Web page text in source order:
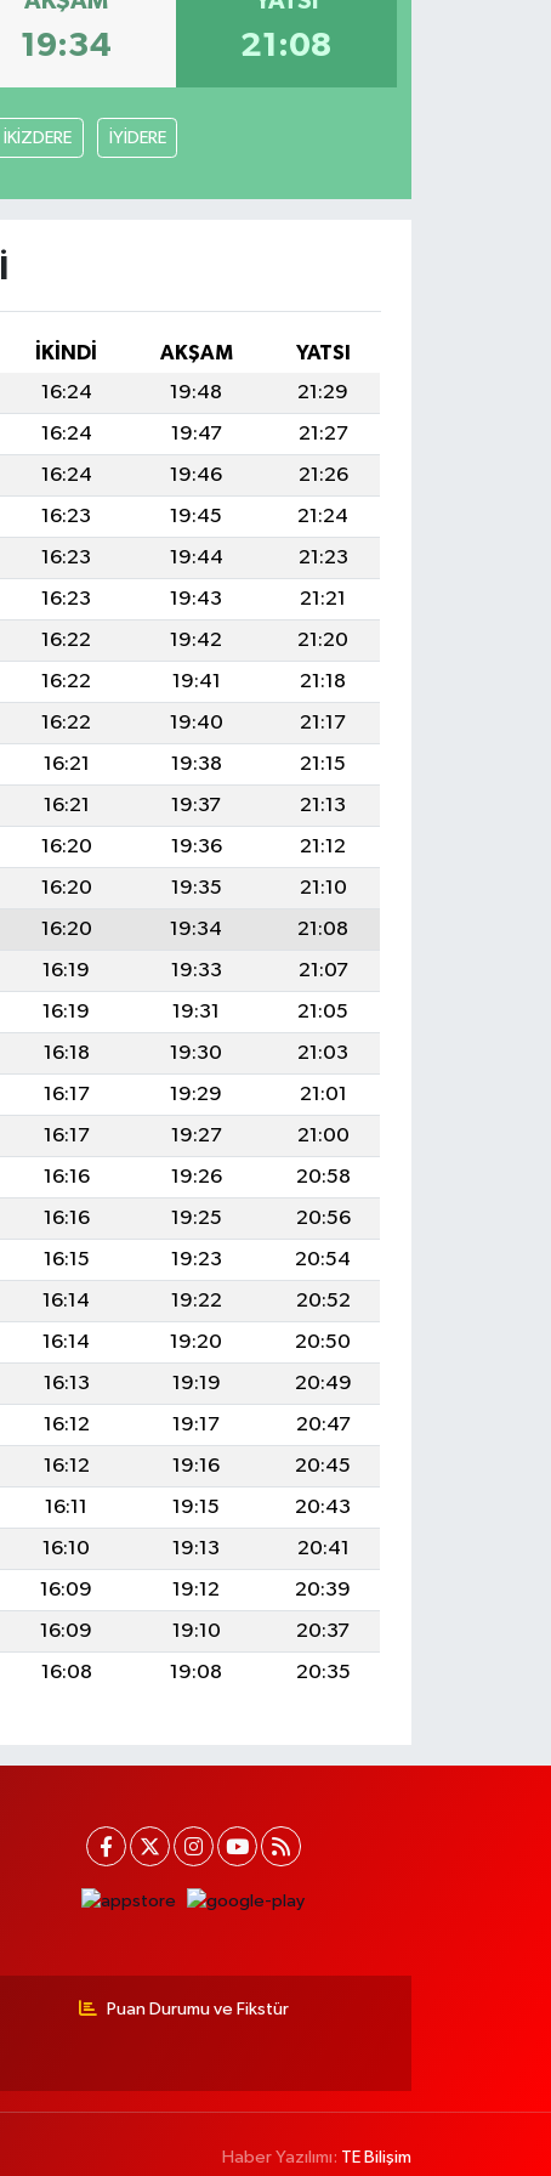
19:34 21:08
İKİZDERE İYİDERE
İKINDI AKŞAM
YATSI
16:24 19:48
21:29
16:24 19:47
21:27
16:24 19:46
21:26
16:23 19:45
21:24
16:23 19:44
21:23
16:23 19:43
21:21
16:22 19:42
21:20
16:22 19:41
21:18
16:22 19:40
21:17
16:21 19:38
21:15
16:21 19:37
21:13
16:20 19:36
21:12
16:20 19:35
21:10
16:20 19:34
21:08
16:19 19:33
21:07
16:19 19:31
21:05
16:18 19:30
21:03
16:17 19:29
21:01
16:17 19:27
21:00
16:16 19:26
20:58
16:16 19:25
20:56
16:15 19:23
20:54
16:14 19:22
20:52
16:14 19:20
20:50
16:13 19:19
20:49
16:12 19:17
20:47
16:12 19:16
20:45
16:11 19:15
20:43
16:10 19:13
20:41
16:09 19:12
20:39
16:09 19:10
20:37
16:08 19:08 20:35
Puan Durumu ve Fikstür
Haber Yazılımı: TE Bilişim